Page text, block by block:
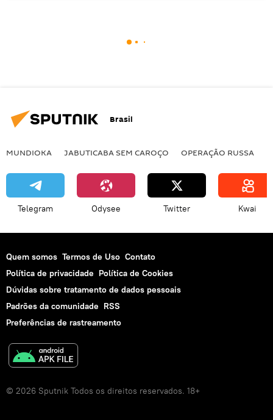
Brasil
MUNDIOKA JABUTICABA SEM CAROÇO OPERAÇÃO RUSSA
Telegram Odysee Twitter Kwai
Quem somos Termos de Uso Contato
Política de privacidade Política de Cookies
Dúvidas sobre tratamento de dados pessoais
Padrões da comunidade RSS
Preferências de rastreamento
© 2026 Sputnik Todos os direitos reservados. 18+